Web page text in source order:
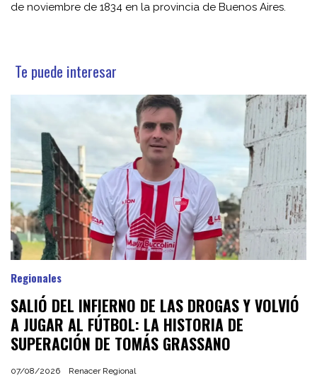
de noviembre de 1834 en la provincia de Buenos Aires.
Te puede interesar
SALIÓ DEL INFIERNO DE LAS DROGAS Y VOLVIÓ
A JUGAR AL FÚTBOL: LA HISTORIA DE
SUPERACIÓN DE TOMÁS GRASSANO
Renacer Regional
Regionales
07/08/2026